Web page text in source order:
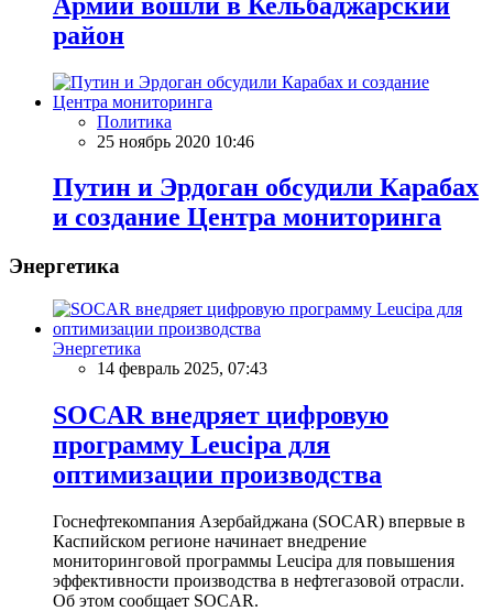
район
Политика
25 ноябрь 2020 10:46
Путин и Эрдоган обсудили Карабах
и создание Центра мониторинга
Энергетика
Энергетика
14 февраль 2025, 07:43
SOCAR внедряет цифровую
программу Leucipa для
оптимизации производства
Госнефтекомпания Азербайджана (SOCAR) впервые в
Каспийском регионе начинает внедрение
мониторинговой программы Leucipa для повышения
эффективности производства в нефтегазовой отрасли.
Об этом сообщает SOCAR.